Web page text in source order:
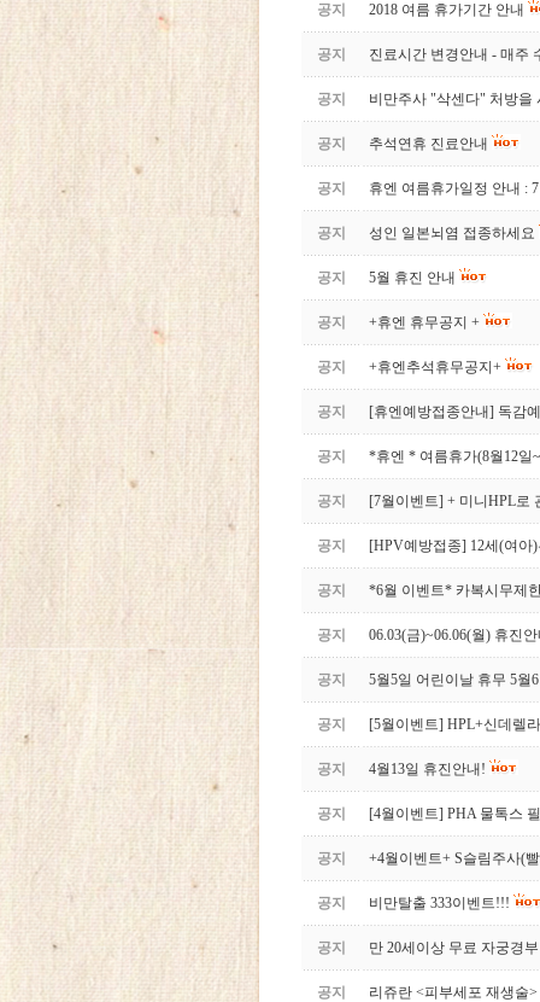
공지 2018 여름 휴가기간 안내
공지 진료시간 변경안내 - 매주
공지 비만주사 "삭센다" 처방을
공지 추석연휴 진료안내
공지 휴엔 여름휴가일정 안내 :
공지 성인 일본뇌염 접종하세요
공지 5월 휴진 안내
공지 +휴엔 휴무공지 +
공지 +휴엔추석휴무공지+
공지 [휴엔예방접종안내] 독감
공지 *휴엔 * 여름휴가(8월12일
공지 [7월이벤트] + 미니HPL로
공지 [HPV예방접종] 12세(여아
공지 *6월 이벤트* 카복시무제
공지 06.03(금)~06.06(월) 휴진
공지 5월5일 어린이날 휴무 5월
공지 [5월이벤트] HPL+신데렐
공지 4월13일 휴진안내!
공지 [4월이벤트] PHA 물톡스
공지 +4월이벤트+ S슬림주사(
공지 비만탈출 333이벤트!!!
공지 만 20세이상 무료 자궁경
공지 리쥬란 <피부세포 재생술>